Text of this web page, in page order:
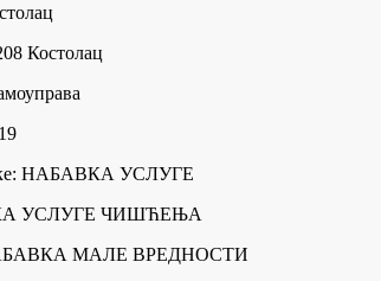
Костолац
НАБАВКА УСЛУГЕ
УСЛУГЕ ЧИШЋЕЊА
МАЛЕ ВРЕДНОСТИ